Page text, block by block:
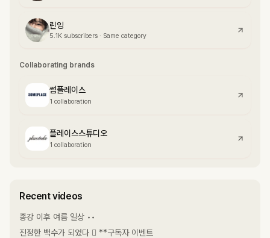
린잉
5.1K subscribers · Same category
Collaborating brands
썸플레이스
1 collaboration
플레이스스튜디오
1 collaboration
Recent videos
종강 이후 여름 일상 ••
진정한 백수가 되었다 🏻 **구독자 이벤트